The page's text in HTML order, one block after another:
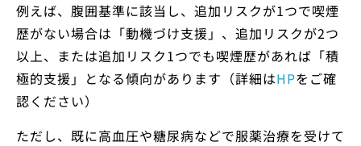
例えば、腹囲基準に該当し、追加リスクが1つで喫煙
歴がない場合は「動機づけ支援」、追加リスクが2つ
以上、または追加リスク1つでも喫煙歴があれば「積
極的支援」となる傾向があります（詳細はHPをご確
認ください）
ただし、既に高血圧や糖尿病などで服薬治療を受けて